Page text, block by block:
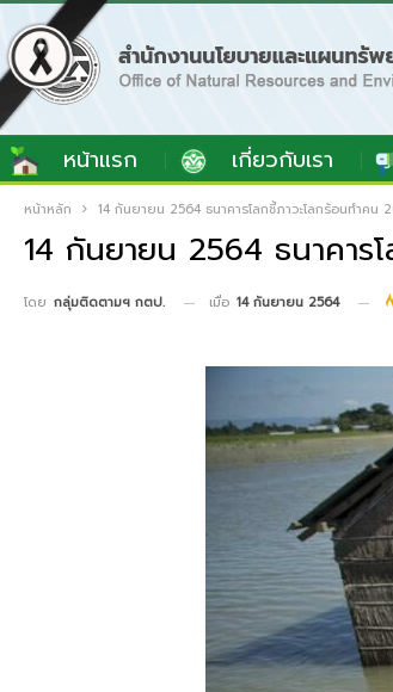
หน้าแรก เกี่ยวกับเรา
หน้าหลัก 14 กันยายน 2564 ธนาคารโลกชี้ภาวะโลกร้อนทำคน
14 กันยายน 2564 ธนาคาร
โดย กลุ่มติดตามฯ กตป. เมื่อ 14 กันยายน 2564